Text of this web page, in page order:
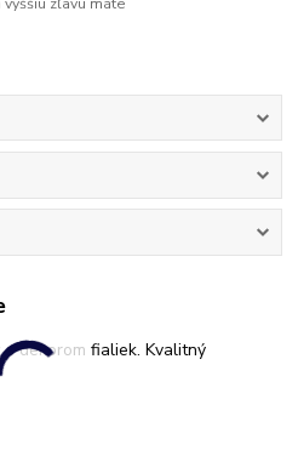
zľavu máte
dekorom fialiek. Kvalitný